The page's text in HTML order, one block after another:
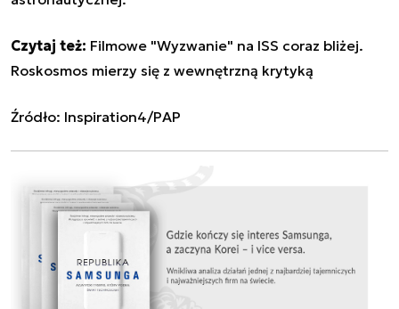
Czytaj też: Filmowe "Wyzwanie" na ISS coraz bliżej.
Roskosmos mierzy się z wewnętrzną krytyką
Źródło: Inspiration4/PAP